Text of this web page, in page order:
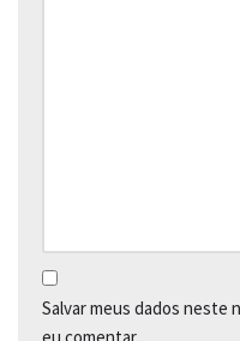
Salvar meus dados neste